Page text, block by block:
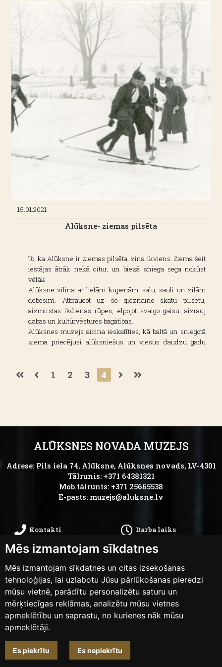
Mēs izmantojam sīkdatnes
Mēs izmantojam sīkdatnes un citas izsekošanas
tehnoloģijas, lai uzlabotu Jūsu pārlūkošanas pieredzi
mūsu vietnē, parādītu personalizētu saturu un
mērķtiecīgas reklāmas, analizētu mūsu vietnes
apmeklētību un saprastu, no kurienes nāk mūsu
apmeklētāji.
Es piekrītu Es nepiekrītu
ezerā galvenokārt zvejoja līdakas, brekšus, raudas,
auslejus, repšus.
Periodikā uzslavēti arī veiksmīgākie lomi. Piemēram,
1956. gadā tās bija 12 un 13,6 kilogramus smagas līdakas.
Veiksme Alūksnes zvejniekus neatstāja arī citos ezeros.
Kādā no 1950. gadu laikraksta “Cīņa” rakstiem var lasīt, ka
valsts zvejas Alūksnes brigādes zvejniekiem Skrinam
un Morozovam Lubānas ezerā murdā bija ielīdis 48 kg
smags un 190 cm garš sams. Lai dabūtu to laivā, bija
jāaicina palīgā arī citi biedri.
Ieskatoties senākā pagātnē, jānorāda, ka 1920.- 30. gadu
aktīvākie zivju produkcijas tirgotāji Alūksnē bija O.
Veisters un A. Melderis. Jāpiebilst gan, ka O. Veisters
pamatā tirgojās ar “ne vietējo produkciju”, proti – siļķēm,
savukārt, A. Melderis – ar vietējo un paša pūlēm sazvejoto.
Tā laika sludinājumos var lasīt, ka O. Veisters siļķu
noliktavu ierīkoja Pils ielā 12, paša namā, savukārt
siļķes. Savukārt par A. Melderi atmiņās Alūksnes
muzejam savulaik dalījās alūksnietis Ojārs Bērziņš, kurš
saudzētājs un apsaimniekotājs, rūpējās par zivju krājumu
atjaunošanu un darba nodrošināšanu ezera apkārtnē
dzīvojošajiem zvejniekiem. Meldera mājā Pils ielā 42 (šī
ēka 2000. gados nojaukta) tika ierīkota tirgotava, kurā
varēja iegādāties svaigas un žāvētas zivis, kā arī vēžus.
Nozvejotos repšus A. Melderis tirgoja ne tikai Alūksnē, bet
arī Rīgā”.
Šobrīd Alūksnes novada administratīvajā teritorijā esošo
ezeru un upju apsaimniekošana (izņemot privātās
ūdenstilpes) ir pašvaldības aģentūra “ALJA” ziņā.
15.01.2021
Alūksne- ziemas pilsēta
To, ka Alūksne ir ziemas pilsēta, zina ikviens. Ziema šeit
iestājas ātrāk nekā citur, un biezā sniega sega nokūst
vēlāk.
Alūksne vilina ar lielām kupenām, salu, sauli un zilām
debesīm. Atbraucot uz šo gleznaino skatu pilsētu,
aizmirstas ikdienas rūpes, elpojot svaigo gaisu, aizrauj
dabas un kultūrvēstures bagātības.
Alūksnes muzejs aicina ieskatīties, kā baltā un sniegotā
ziema priecējusi alūksniešus un viesus daudzu gadu
1 2 3 4
ALŪKSNES NOVADA MUZEJS
Adrese: Pils iela 74, Alūksne, Alūksnes novads, LV-4301
Tālrunis: +371 64381321
Mob.tālrunis: +371 25665538
E-pasts: muzejs@aluksne.lv
Kontakti Darba laiks
Kā nokļūt Privātums
Piekļūstamības
paziņojums
Anketas
Dizains un izstrāde